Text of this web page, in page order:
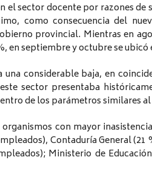
el sector docente por razones
como consecuencia del
provincial. Mientras en
en septiembre y octubre se ubicó
una considerable baja, en
sector presentaba
de los parámetros similares
con mayor
Contaduría General
Ministerio de